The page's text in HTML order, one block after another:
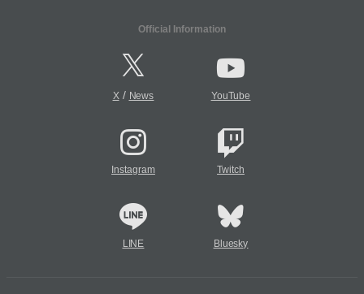
Official Information
X/ News YouTube
Instagram Twitch
LINE Bluesky